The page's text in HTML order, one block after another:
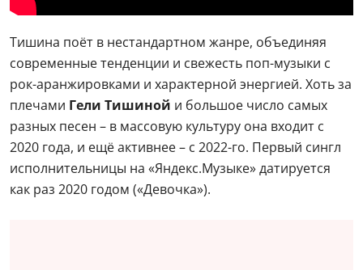
Тишина поёт в нестандартном жанре, объединяя
современные тенденции и свежесть поп-музыки с
рок-аранжировками и характерной энергией. Хоть за
плечами Гели Тишиной и большое число самых
разных песен – в массовую культуру она входит с
2020 года, и ещё активнее – с 2022-го. Первый сингл
исполнительницы на «Яндекс.Музыке» датируется
как раз 2020 годом («Девочка»).